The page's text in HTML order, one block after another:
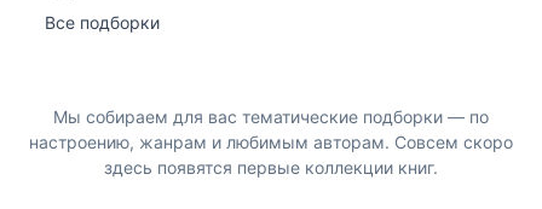
Все подборки
Мы собираем для вас тематические подборки — по
настроению, жанрам и любимым авторам. Совсем скоро
здесь появятся первые коллекции книг.